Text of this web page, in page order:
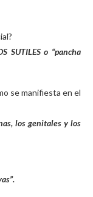
SUTILES o “pancha
se manifiesta en el
los genitales y los